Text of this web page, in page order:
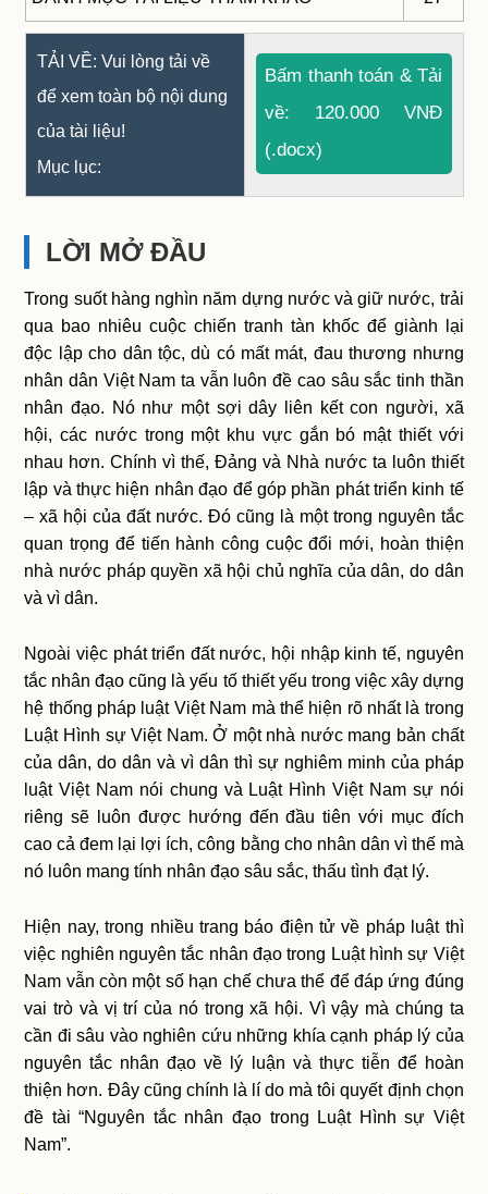
TẢI VỀ: Vui lòng tải về
để xem toàn bộ nội dung
của tài liệu!
Mục lục:
Bấm thanh toán & Tải
về: 120.000 VNĐ
(.docx)
LỜI MỞ ĐẦU
Trong suốt hàng nghìn năm dựng nước và giữ nước, trải
qua bao nhiêu cuộc chiến tranh tàn khốc để giành lại
độc lập cho dân tộc, dù có mất mát, đau thương nhưng
nhân dân Việt Nam ta vẫn luôn đề cao sâu sắc tinh thần
nhân đạo. Nó như một sợi dây liên kết con người, xã
hội, các nước trong một khu vực gắn bó mật thiết với
nhau hơn. Chính vì thế, Đảng và Nhà nước ta luôn thiết
lập và thực hiện nhân đạo để góp phần phát triển kinh tế
– xã hội của đất nước. Đó cũng là một trong nguyên tắc
quan trọng để tiến hành công cuộc đổi mới, hoàn thiện
nhà nước pháp quyền xã hội chủ nghĩa của dân, do dân
và vì dân.
Ngoài việc phát triển đất nước, hội nhập kinh tế, nguyên
tắc nhân đạo cũng là yếu tố thiết yếu trong việc xây dựng
hệ thống pháp luật Việt Nam mà thể hiện rõ nhất là trong
Luật Hình sự Việt Nam. Ở một nhà nước mang bản chất
của dân, do dân và vì dân thì sự nghiêm minh của pháp
luật Việt Nam nói chung và Luật Hình Việt Nam sự nói
riêng sẽ luôn được hướng đến đầu tiên với mục đích
cao cả đem lại lợi ích, công bằng cho nhân dân vì thế mà
nó luôn mang tính nhân đạo sâu sắc, thấu tình đạt lý.
Hiện nay, trong nhiều trang báo điện tử về pháp luật thì
việc nghiên nguyên tắc nhân đạo trong Luật hình sự Việt
Nam vẫn còn một số hạn chế chưa thể để đáp ứng đúng
vai trò và vị trí của nó trong xã hội. Vì vậy mà chúng ta
cần đi sâu vào nghiên cứu những khía cạnh pháp lý của
nguyên tắc nhân đạo về lý luận và thực tiễn để hoàn
thiện hơn. Đây cũng chính là lí do mà tôi quyết định chọn
đề tài “Nguyên tắc nhân đạo trong Luật Hình sự Việt
Nam”.